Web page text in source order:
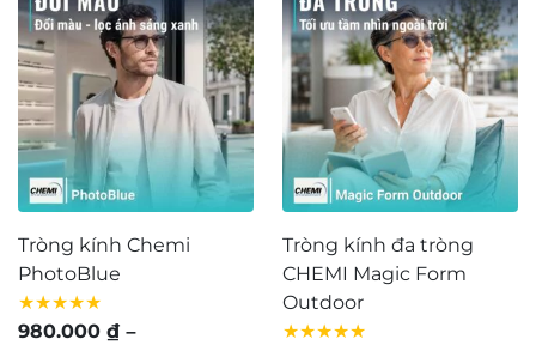
4.180.000 ₫
đến
20.280.000 ₫
4.080.000 ₫
đến
11.880.000 ₫
Tròng kính Chemi
PhotoBlue
★★★★★
980.000 ₫ –
Tròng kính đa tròng
CHEMI Magic Form
Outdoor
★★★★★